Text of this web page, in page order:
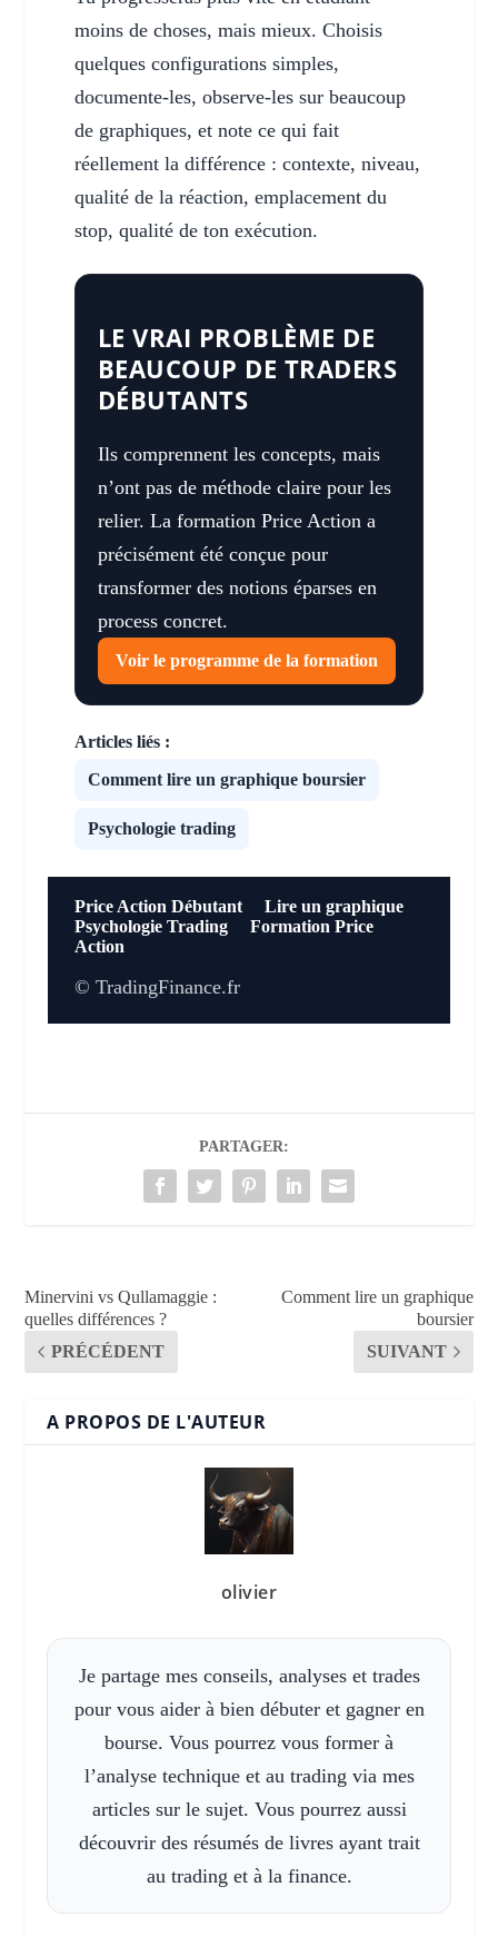
moins de choses, mais mieux. Choisis
quelques configurations simples,
documente-les, observe-les sur beaucoup
de graphiques, et note ce qui fait
réellement la différence : contexte, niveau,
qualité de la réaction, emplacement du
stop, qualité de ton exécution.
LE VRAI PROBLÈME DE
BEAUCOUP DE TRADERS
DÉBUTANTS
Ils comprennent les concepts, mais
n’ont pas de méthode claire pour les
relier. La formation Price Action a
précisément été conçue pour
transformer des notions éparses en
process concret.
Voir le programme de la formation
Articles liés :
Comment lire un graphique boursier
Psychologie trading
Price Action Débutant
Lire un graphique
Psychologie Trading
Formation Price
Action
© TradingFinance.fr
PARTAGER:
Minervini vs Qullamaggie :
quelles différences ?
PRÉCÉDENT
Comment lire un graphique
boursier
SUIVANT
A PROPOS DE L'AUTEUR
olivier
Je partage mes conseils, analyses et trades
pour vous aider à bien débuter et gagner en
bourse. Vous pourrez vous former à
l’analyse technique et au trading via mes
articles sur le sujet. Vous pourrez aussi
découvrir des résumés de livres ayant trait
au trading et à la finance.